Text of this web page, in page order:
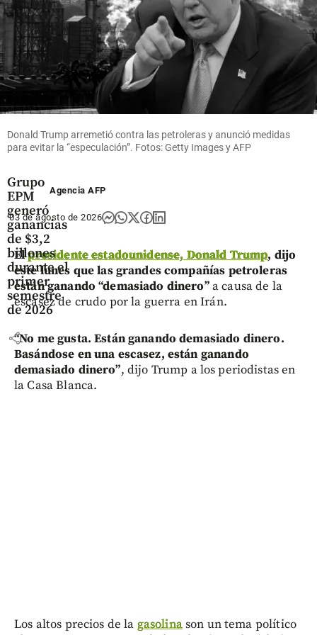
las
empresas
crecen
share
Grupo
EPM
generó
ganancias
de $3,2
billones
durante el
primer
semestre
de 2026
share
Donald Trump arremetió contra las petroleras y anunció medidas
para evitar la “especulación”. Fotos: Getty Images y AFP
Agencia AFP
03 de agosto de 2026
Elpresidente estadounidense, Donald Trump, dijo
este lunes que las grandes compañías petroleras
están ganando “demasiado dinero”a causa de la
escasez de crudo por la guerra en Irán.
“No me gusta. Están ganando demasiado dinero.
Basándose en una escasez, están ganando
demasiado dinero”, dijo Trump a los periodistas en
la Casa Blanca.
Los altos precios de la gasolinason un tema político